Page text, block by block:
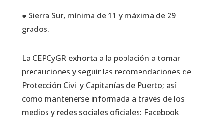
● Sierra Sur, mínima de 11 y máxima de 29
grados.
La CEPCyGR exhorta a la población a tomar
precauciones y seguir las recomendaciones de
Protección Civil y Capitanías de Puerto; así
como mantenerse informada a través de los
medios y redes sociales oficiales: Facebook